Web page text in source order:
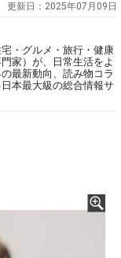
更新日： 2025年07月09日
・グルメ・旅行・健康
家）が、日常生活をよ
最新動向、読み物コラ
本最大級の総合情報サ